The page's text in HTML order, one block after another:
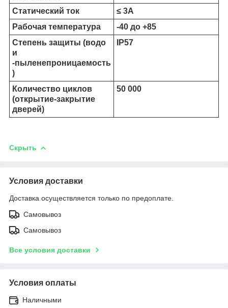
Статический ток
≤ 3А
Рабочая температура
-40 до +85
Степень защиты (водо
и
-пыленепроницаемость
)
IP57
Количество циклов
(открытие-закрытие
дверей)
50 000
Скрыть
Условия доставки
Доставка осуществляется только по предоплате.
Самовывоз
Самовывоз
Все условия доставки
Условия оплаты
Наличными